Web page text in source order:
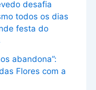
desafia
todos os dias
festa do
abandona”:
Flores com a